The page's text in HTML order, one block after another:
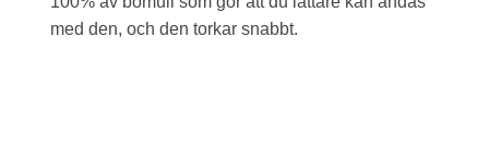
med den, och den torkar snabbt.